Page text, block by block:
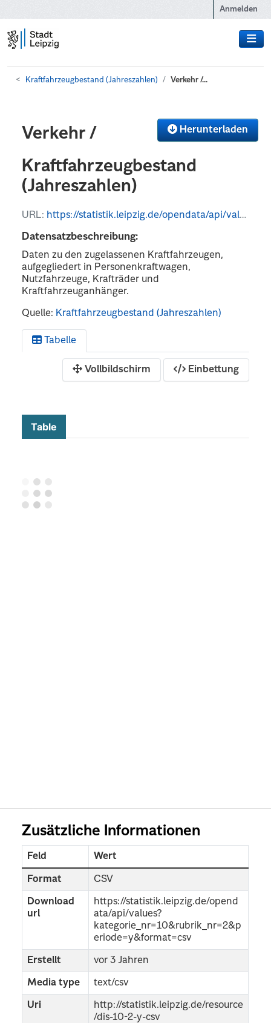
Anmelden
Kraftfahrzeugbestand (Jahreszahlen) Verkehr /...
Herunterladen
Verkehr /
Kraftfahrzeugbestand
(Jahreszahlen)
URL: https://statistik.leipzig.de/opendata/api/values?kategorie_nr=10&rubrik_nr=2&periode=y&format=csv
Datensatzbeschreibung:
Daten zu den zugelassenen Kraftfahrzeugen,
aufgegliedert in Personenkraftwagen,
Nutzfahrzeuge, Krafträder und
Kraftfahrzeuganhänger.
Quelle: Kraftfahrzeugbestand (Jahreszahlen)
Tabelle
Vollbildschirm Einbettung
Zusätzliche Informationen
Feld Wert
Format CSV
Download
url
https://statistik.leipzig.de/opend
ata/api/values?
kategorie_nr=10&rubrik_nr=2&p
eriode=y&format=csv
Erstellt vor 3 Jahren
Media type text/csv
Uri
http://statistik.leipzig.de/resource
/dis-10-2-y-csv